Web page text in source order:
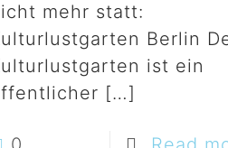
mehr statt:
Berlin
ist ein
[…]